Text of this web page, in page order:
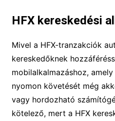
HFX kereskedési
Mivel a HFX-tranzakciók
kereskedőknek
mobilalkalmazáshoz,
nyomon követését még
vagy hordozható
kötelező, mert a HFX